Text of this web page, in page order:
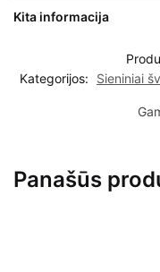
Kita informacija
Kategorijos:
Sieniniai
Panašūs